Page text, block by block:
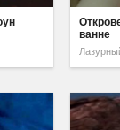
ванне